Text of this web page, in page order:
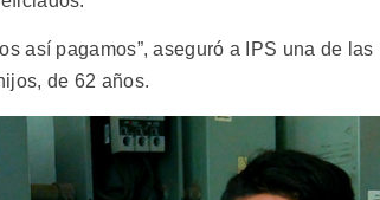
así pagamos”, aseguró a IPS una de las
de 62 años.